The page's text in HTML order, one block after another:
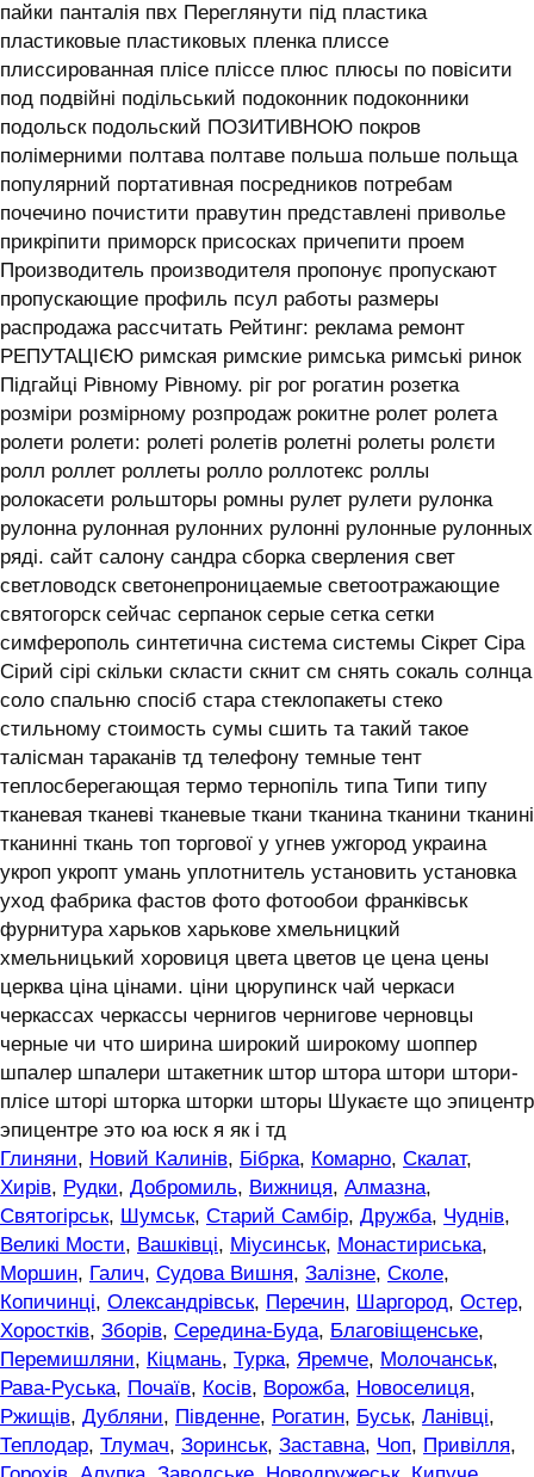
пайки панталія пвх Переглянути під пластика
пластиковые пластиковых пленка плиссе
плиссированная плісе пліссе плюс плюсы по повісити
под подвійні подільський подоконник подоконники
подольск подольский ПОЗИТИВНОЮ покров
полімерними полтава полтаве польша польше польща
популярний портативная посредников потребам
почечино почистити правутин представлені приволье
прикріпити приморск присосках причепити проем
Производитель производителя пропонує пропускают
пропускающие профиль псул работы размеры
распродажа рассчитать Рейтинг: реклама ремонт
РЕПУТАЦІЄЮ римская римские римська римські ринок
Підгайці Рівному Рівному. ріг рог рогатин розетка
розміри розмірному розпродаж рокитне ролет ролета
ролети ролети: ролеті ролетів ролетні ролеты ролєти
ролл роллет роллеты ролло роллотекс роллы
ролокасети рольшторы ромны рулет рулети рулонка
рулонна рулонная рулонних рулонні рулонные рулонных
ряді. сайт салону сандра сборка сверления свет
светловодск светонепроницаемые светоотражающие
святогорск сейчас серпанок серые сетка сетки
симферополь синтетична система системы ‎Сікрет Сіра
Сірий сірі скільки скласти скнит см снять сокаль солнца
соло спальню спосіб стара стеклопакеты стеко
стильному стоимость сумы сшить та такий такое
талісман тараканів тд телефону темные тент
теплосберегающая термо тернопіль типа Типи типу
тканевая тканеві тканевые ткани тканина тканини тканині
тканинні ткань топ торгової у угнев ужгород украина
укроп укропт умань уплотнитель установить установка
уход фабрика фастов фото фотообои франківськ
фурнитура харьков харькове хмельницкий
хмельницький хоровиця цвета цветов це цена цены
церква ціна цінами. ціни цюрупинск чай черкаси
черкассах черкассы чернигов чернигове черновцы
черные чи что ширина широкий широкому шоппер
шпалер шпалери штакетник штор штора штори штори-
плісе шторі шторка шторки шторы Шукаєте що эпицентр
эпицентре это юа юск я як і тд
Глиняни, Новий Калинів, Бібрка, Комарно, Скалат,
Хирів, Рудки, Добромиль, Вижниця, Алмазна,
Святогірськ, Шумськ, Старий Самбір, Дружба, Чуднів,
Великі Мости, Вашківці, Міусинськ, Монастириська,
Моршин, Галич, Судова Вишня, Залізне, Сколе,
Копичинці, Олександрівськ, Перечин, Шаргород, Остер,
Хоростків, Зборів, Середина-Буда, Благовіщенське,
Перемишляни, Кіцмань, Турка, Яремче, Молочанськ,
Рава-Руська, Почаїв, Косів, Ворожба, Новоселиця,
Ржищів, Дубляни, Південне, Рогатин, Буськ, Ланівці,
Теплодар, Тлумач, Зоринськ, Заставна, Чоп, Привілля,